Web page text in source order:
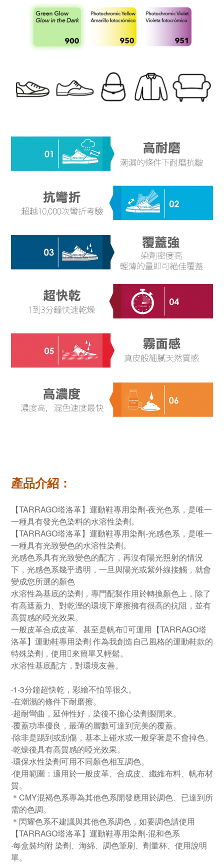
產品介紹：
【TARRAGO塔洛革】運動鞋專用染劑-夜光色系，是唯一
一種具有發光色染料的水溶性染劑。
【TARRAGO塔洛革】運動鞋專用染劑-光感色系，是唯一
一種具有光致變色的水溶性染劑。
光感色系具有光致變色的配方，再沒有陽光照射的情況
下，光感色系幾乎透明，一旦與陽光或紫外線接觸，就會
變成您所選的顏色
水溶性為基底的染劑，專門配製作用於轉換顏色上，除了
有高遮蓋力、對乾溼的環境下摩擦擁有很高的抗阻，並有
高質感的啞光效果。
一般皮革合成皮革、甚至是帆布可運用【TARRAGO塔
洛革】運動鞋專用染劑 作為我創造自己風格的運動鞋款的
特殊染劑，使用來簡單又輕鬆。
水溶性基底配方，對環境友善。
‧1-3分鐘超快乾，彩繪不怕等很久。
‧在潮濕的條件下耐磨擦。
‧超耐彎曲，延伸性好，染後不擔心染劑裂開來。
‧覆蓋功率優良，最薄的層數可達到完美的覆蓋。
‧除非是踢到或刮傷，基本上碰水或一般穿著是不會掉色。
‧乾燥後具有高質感的啞光效果。
‧環保水性染劑可用不同顏色相互調色。
‧使用範圍：適用於一般皮革、合成皮、纖維布料、帆布材
質。
＊CMY混褐色系專為其他色系開發應用於調色、已達到所
需的色調。
＊閃耀色系不建議與其他色系調色，如要調色請使用
【TARRAGO塔洛革】運動鞋專用染劑-混和色系
‧每盒裝均附 染劑、海綿、調色筆刷、劑量杯、使用說明
單。